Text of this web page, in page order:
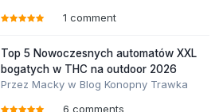
1 comment
Top 5 Nowoczesnych automatów XXL
bogatych w THC na outdoor 2026
Przez Macky w Blog Konopny Trawka
6 comments